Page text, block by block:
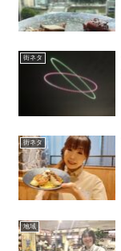
街ネタ
街ネタ
地域